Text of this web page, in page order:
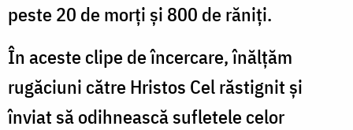
peste 20 de morţi şi 800 de răniţi.
În aceste clipe de încercare, înălţăm
rugăciuni către Hristos Cel răstignit şi
înviat să odihnească sufletele celor